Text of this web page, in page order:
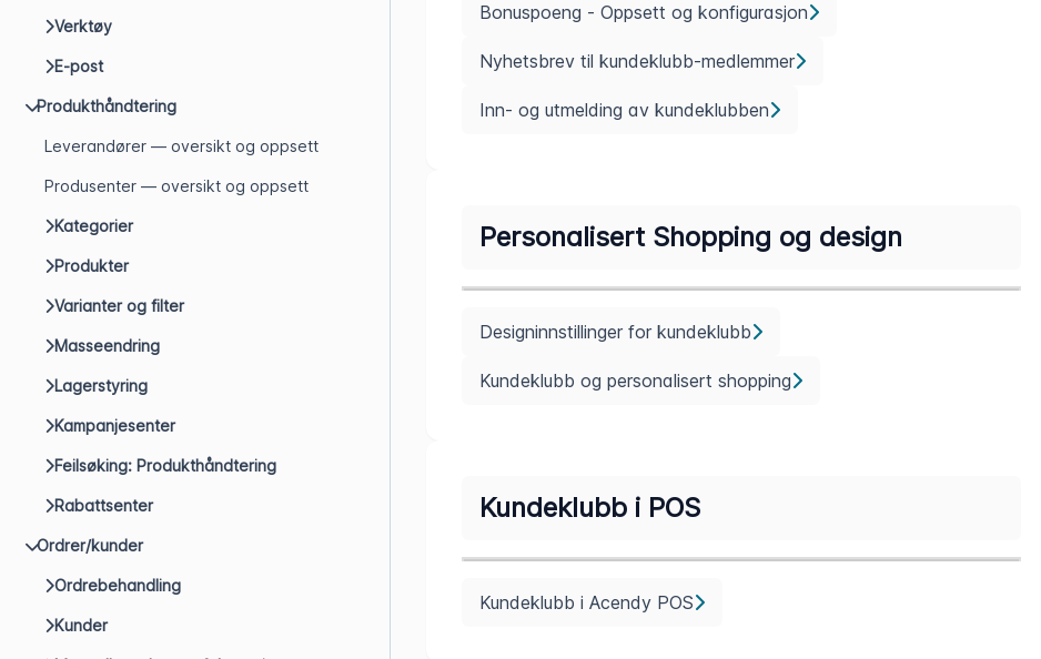
Verktøy
E-post
Produkthåndtering
Leverandører — oversikt og oppsett
Produsenter — oversikt og oppsett
Kategorier
Produkter
Varianter og filter
Masseendring
Lagerstyring
Kampanjesenter
Feilsøking: Produkthåndtering
Rabattsenter
Ordrer/kunder
Ordrebehandling
Kunder
Bonuspoeng - Oppsett og konfigurasjon
Nyhetsbrev til kundeklubb-medlemmer
Inn- og utmelding av kundeklubben
Personalisert Shopping og design
Designinnstillinger for kundeklubb
Kundeklubb og personalisert shopping
Kundeklubb i POS
Kundeklubb i Acendy POS